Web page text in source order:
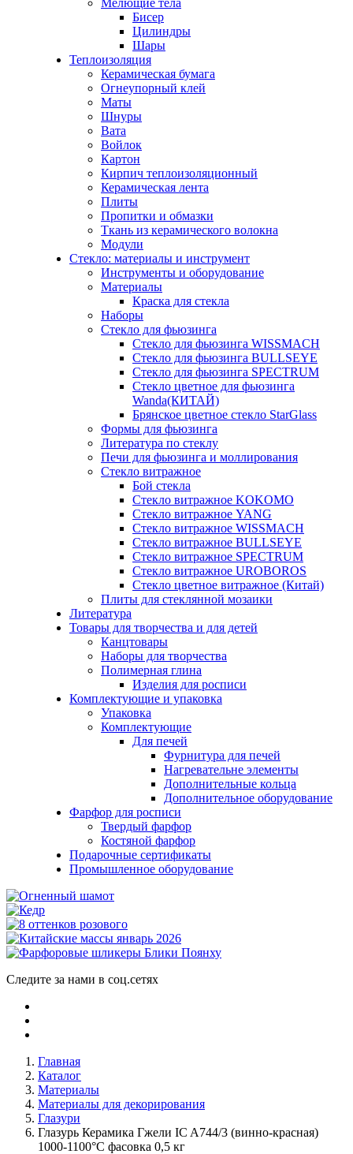
Мелющие тела
Бисер
Цилиндры
Шары
Теплоизоляция
Керамическая бумага
Огнеупорный клей
Маты
Шнуры
Вата
Войлок
Картон
Кирпич теплоизоляционный
Керамическая лента
Плиты
Пропитки и обмазки
Ткань из керамического волокна
Модули
Стекло: материалы и инструмент
Инструменты и оборудование
Материалы
Краска для стекла
Наборы
Стекло для фьюзинга
Стекло для фьюзинга WISSMACH
Стекло для фьюзинга BULLSEYE
Стекло для фьюзинга SPECTRUM
Стекло цветное для фьюзинга
Wanda(КИТАЙ)
Брянское цветное стекло StarGlass
Формы для фьюзинга
Литература по стеклу
Печи для фьюзинга и моллирования
Стекло витражное
Бой стекла
Стекло витражное KOKOMO
Стекло витражное YANG
Стекло витражное WISSMACH
Стекло витражное BULLSEYE
Стекло витражное SPECTRUM
Стекло витражное UROBOROS
Стекло цветное витражное (Китай)
Плиты для стеклянной мозаики
Литература
Товары для творчества и для детей
Канцтовары
Наборы для творчества
Полимерная глина
Изделия для росписи
Комплектующие и упаковка
Упаковка
Комплектующие
Для печей
Фурнитура для печей
Нагревательне элементы
Дополнительные кольца
Дополнительное оборудование
Фарфор для росписи
Твердый фарфор
Костяной фарфор
Подарочные сертификаты
Промышленное оборудование
Следите за нами в соц.сетях
Главная
Каталог
Материалы
Материалы для декорирования
Глазури
Глазурь Керамика Гжели IC A744/3 (винно-красная)
1000-1100°С фасовка 0,5 кг